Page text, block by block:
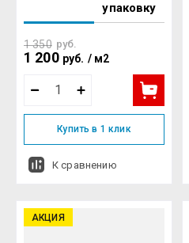
упаковку
1 350 руб.
1 200 руб. / м2
Купить в 1 клик
К сравнению
АКЦИЯ